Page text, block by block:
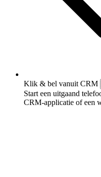
Klik & bel vanuit CRM
Start een uitgaand
CRM-applicatie of een